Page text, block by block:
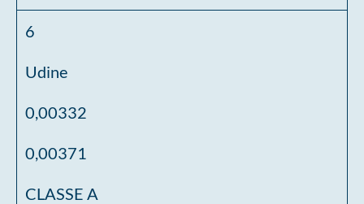
6
Udine
0,00332
0,00371
CLASSE A